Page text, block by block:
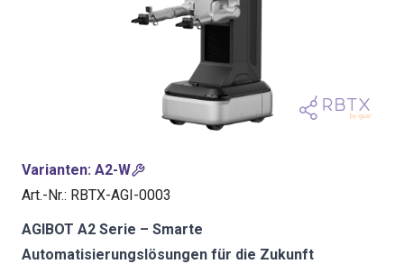
Varianten: A2-W
Art.-Nr.: RBTX-AGI-0003
AGIBOT A2 Serie – Smarte
Automatisierungslösungen für die Zukunft